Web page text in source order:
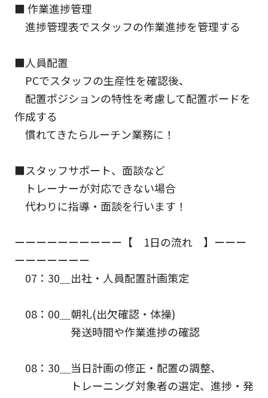
■ 作業進捗管理
進捗管理表でスタッフの作業進捗を管理する
■人員配置
PCでスタッフの生産性を確認後、
配置ポジションの特性を考慮して配置ボードを
作成する
慣れてきたらルーチン業務に！
■スタッフサポート、面談など
トレーナーが対応できない場合
代わりに指導・面談を行います！
ーーーーーーーーーー【 1日の流れ 】ーーー
ーーーーーーー
07：30＿出社・人員配置計画策定
08：00＿朝礼(出欠確認・体操)
発送時間や作業進捗の確認
08：30＿当日計画の修正・配置の調整、
トレーニング対象者の選定、進捗・発